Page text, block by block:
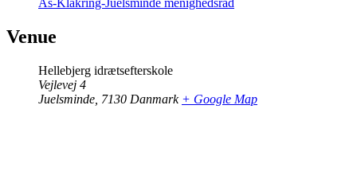
As-Klakring-Juelsminde menighedsråd
Venue
Hellebjerg idrætsefterskole
Vejlevej 4
Juelsminde 7130 Danmark + Google Map